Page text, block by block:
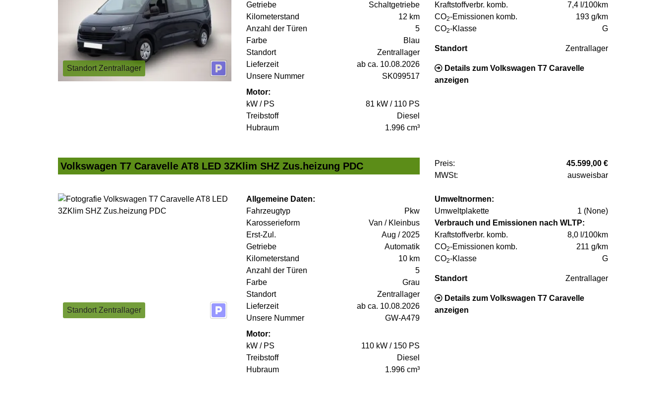
Standort Zentrallager
Getriebe
Schaltgetriebe
Kilometerstand
12 km
Anzahl der Türen
5
Farbe
Blau
Standort
Zentrallager
Lieferzeit
ab ca. 10.08.2026
Unsere Nummer
SK099517
Motor:
kW / PS
81 kW / 110 PS
Treibstoff
Diesel
Hubraum
1.996 cm³
Kraftstoffverbr. komb.
7,4 l/100km
CO2-Emissionen komb.
193 g/km
CO2-Klasse G
Standort Zentrallager
Details zum Volkswagen T7 Caravelle
anzeigen
Volkswagen T7 Caravelle AT8 LED 3ZKlim SHZ Zus.heizung PDC Preis:
45.599,00 €
MWSt:
ausweisbar
Standort Zentrallager
Allgemeine Daten:
Fahrzeugtyp
Pkw
Karosserieform
Van / Kleinbus
Erst-Zul.
Aug / 2025
Getriebe
Automatik
Kilometerstand
10 km
Anzahl der Türen
5
Farbe
Grau
Standort
Zentrallager
Lieferzeit
ab ca. 10.08.2026
Unsere Nummer
GW-A479
Motor:
kW / PS
110 kW / 150 PS
Treibstoff
Diesel
Hubraum
1.996 cm³
Umweltnormen:
Umweltplakette
1 (None)
Verbrauch und Emissionen nach WLTP:
Kraftstoffverbr. komb.
8,0 l/100km
CO2-Emissionen komb.
211 g/km
CO2-Klasse G
Standort Zentrallager
Details zum Volkswagen T7 Caravelle
anzeigen